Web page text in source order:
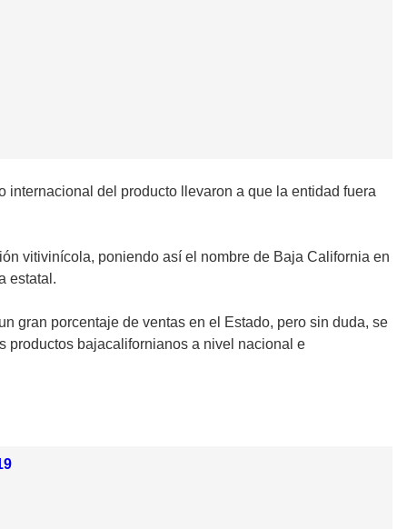
del producto llevaron a que la entidad fuera
vitivinícola, poniendo así el nombre de Baja California en
estatal.
gran porcentaje de ventas en el Estado, pero sin duda, se
productos bajacalifornianos a nivel nacional e